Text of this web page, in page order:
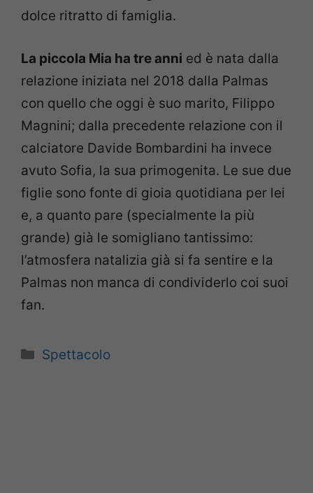
dolce ritratto di famiglia.
La piccola Mia ha tre anni ed è nata dalla
relazione iniziata nel 2018 dalla Palmas
con quello che oggi è suo marito, Filippo
Magnini; dalla precedente relazione con il
calciatore Davide Bombardini ha invece
avuto Sofia, la sua primogenita. Le sue due
figlie sono fonte di gioia quotidiana per lei
e, a quanto pare (specialmente la più
grande) già le somigliano tantissimo:
l’atmosfera natalizia già si fa sentire e la
Palmas non manca di condividerlo coi suoi
fan.
Categorie
Spettacolo